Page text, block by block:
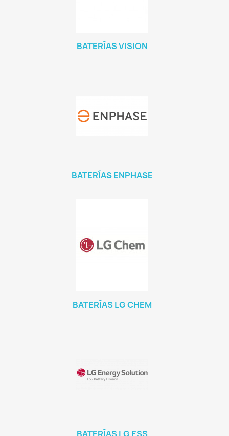
BATERÍAS VISION
BATERÍAS ENPHASE
BATERÍAS LG CHEM